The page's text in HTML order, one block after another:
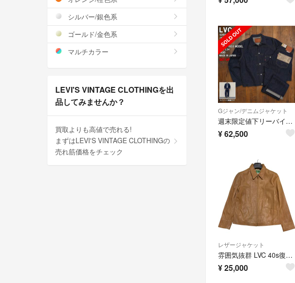
Gジャン/デニムジャケット
週末限定値下リーバイス506XX1933 501XX 46T BACK Tバック
¥62,500
レザージャケット
雰囲気抜群 LVC 40s復刻 羊革 レザージャケット Mサイズ TALON
¥25,000
シルバー/銀色系
ゴールド/金色系
マルチカラー
LEVI'S VINTAGE CLOTHINGを出
品してみませんか？
買取よりも高値で売れる!
まずはLEVI'S VINTAGE CLOTHINGの
売れ筋価格をチェック